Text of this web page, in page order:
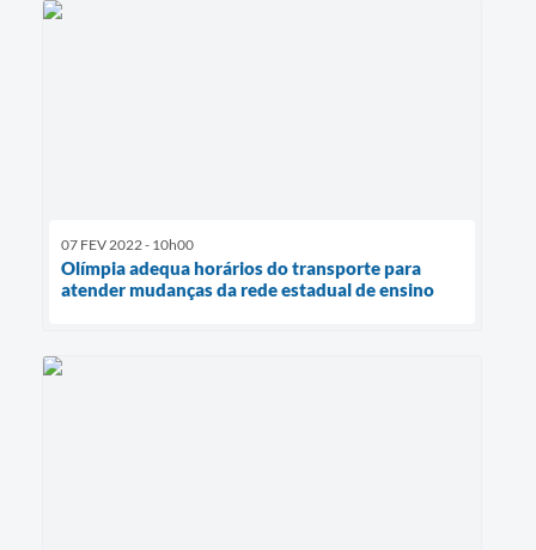
07 FEV 2022 - 10h00
Olímpia adequa horários do transporte para
atender mudanças da rede estadual de ensino